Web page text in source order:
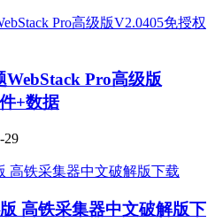
WebStack Pro高级版
+数据
29
高铁采集器中文破解版下